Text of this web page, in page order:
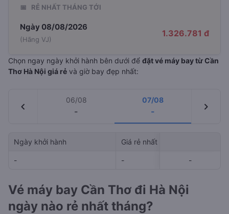
📅 RẺ NHẤT THÁNG TỚI
Ngày 08/08/2026
(Hãng VJ)
1.326.781 đ
Chọn ngay ngày khởi hành bên dưới để đặt vé máy bay từ Cần
Thơ Hà Nội giá rẻ và giờ bay đẹp nhất:
chevron_left
06/08
-
07/08
- chevron_right
Ngày khởi hành Giá rẻ nhất
- - -
-
Vé máy bay Cần Thơ đi Hà Nội
ngày nào rẻ nhất tháng?